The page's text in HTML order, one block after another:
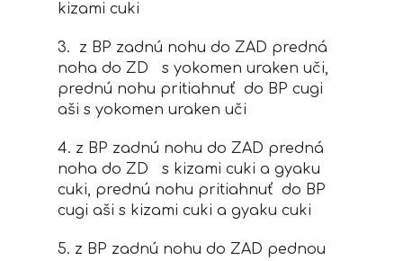
kizami cuki
3. z BP zadnú nohu do ZAD predná
noha do ZD s yokomen uraken uči,
prednú nohu pritiahnuť do BP cugi
aši s yokomen uraken uči
4. z BP zadnú nohu do ZAD predná
noha do ZD s kizami cuki a gyaku
cuki, prednú nohu pritiahnuť do BP
cugi aši s kizami cuki a gyaku cuki
5. z BP zadnú nohu do ZAD pednou